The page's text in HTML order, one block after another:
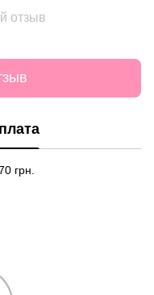
отзыв
грн.